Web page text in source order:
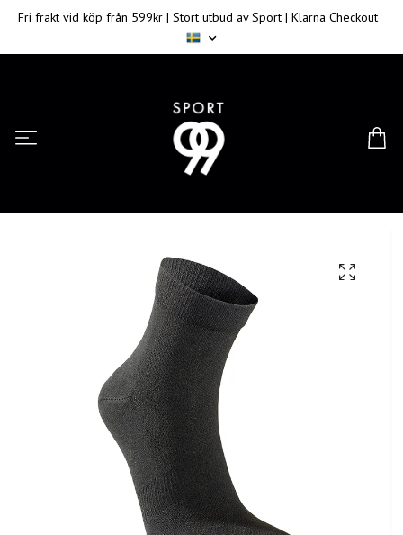
Fri frakt vid köp från 599kr | Stort utbud av Sport | Klarna Checkout